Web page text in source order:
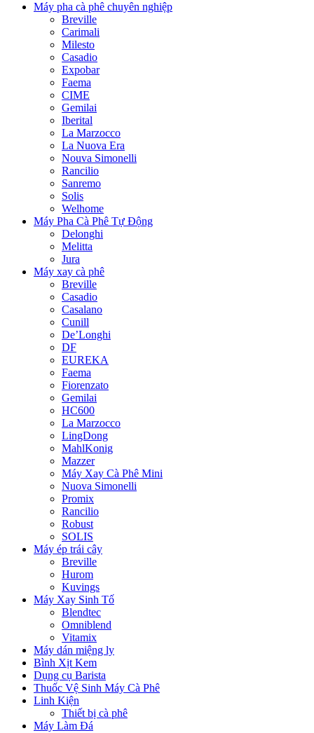
Máy pha cà phê chuyên nghiệp
Breville
Carimali
Milesto
Casadio
Expobar
Faema
CIME
Gemilai
Iberital
La Marzocco
La Nuova Era
Nouva Simonelli
Rancilio
Sanremo
Solis
Welhome
Máy Pha Cà Phê Tự Động
Delonghi
Melitta
Jura
Máy xay cà phê
Breville
Casadio
Casalano
Cunill
De’Longhi
DF
EUREKA
Faema
Fiorenzato
Gemilai
HC600
La Marzocco
LingDong
MahlKonig
Mazzer
Máy Xay Cà Phê Mini
Nuova Simonelli
Promix
Rancilio
Robust
SOLIS
Máy ép trái cây
Breville
Hurom
Kuvings
Máy Xay Sinh Tố
Blendtec
Omniblend
Vitamix
Máy dán miệng ly
Bình Xịt Kem
Dụng cụ Barista
Thuốc Vệ Sinh Máy Cà Phê
Linh Kiện
Thiết bị cà phê
Máy Làm Đá